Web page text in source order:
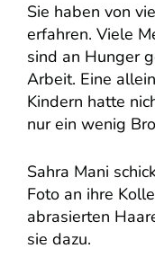
Sie haben von
erfahren. Viele
sind an Hunger
Arbeit. Eine
Kindern hatte
nur ein wenig
Sahra Mani
Foto an ihre
abrasierten
sie dazu.